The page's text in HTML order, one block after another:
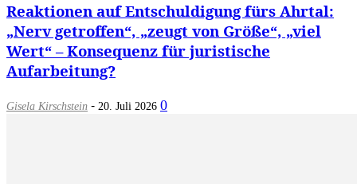
Reaktionen auf Entschuldigung fürs Ahrtal:
„Nerv getroffen“, „zeugt von Größe“, „viel
Wert“ – Konsequenz für juristische
Aufarbeitung?
Gisela Kirschstein - 20. Juli 2026 0